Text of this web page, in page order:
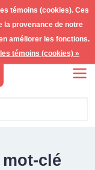
clé
témoins (cookies). Ces
la provenance de notre
améliorer les fonctions.
témoins (cookies) »